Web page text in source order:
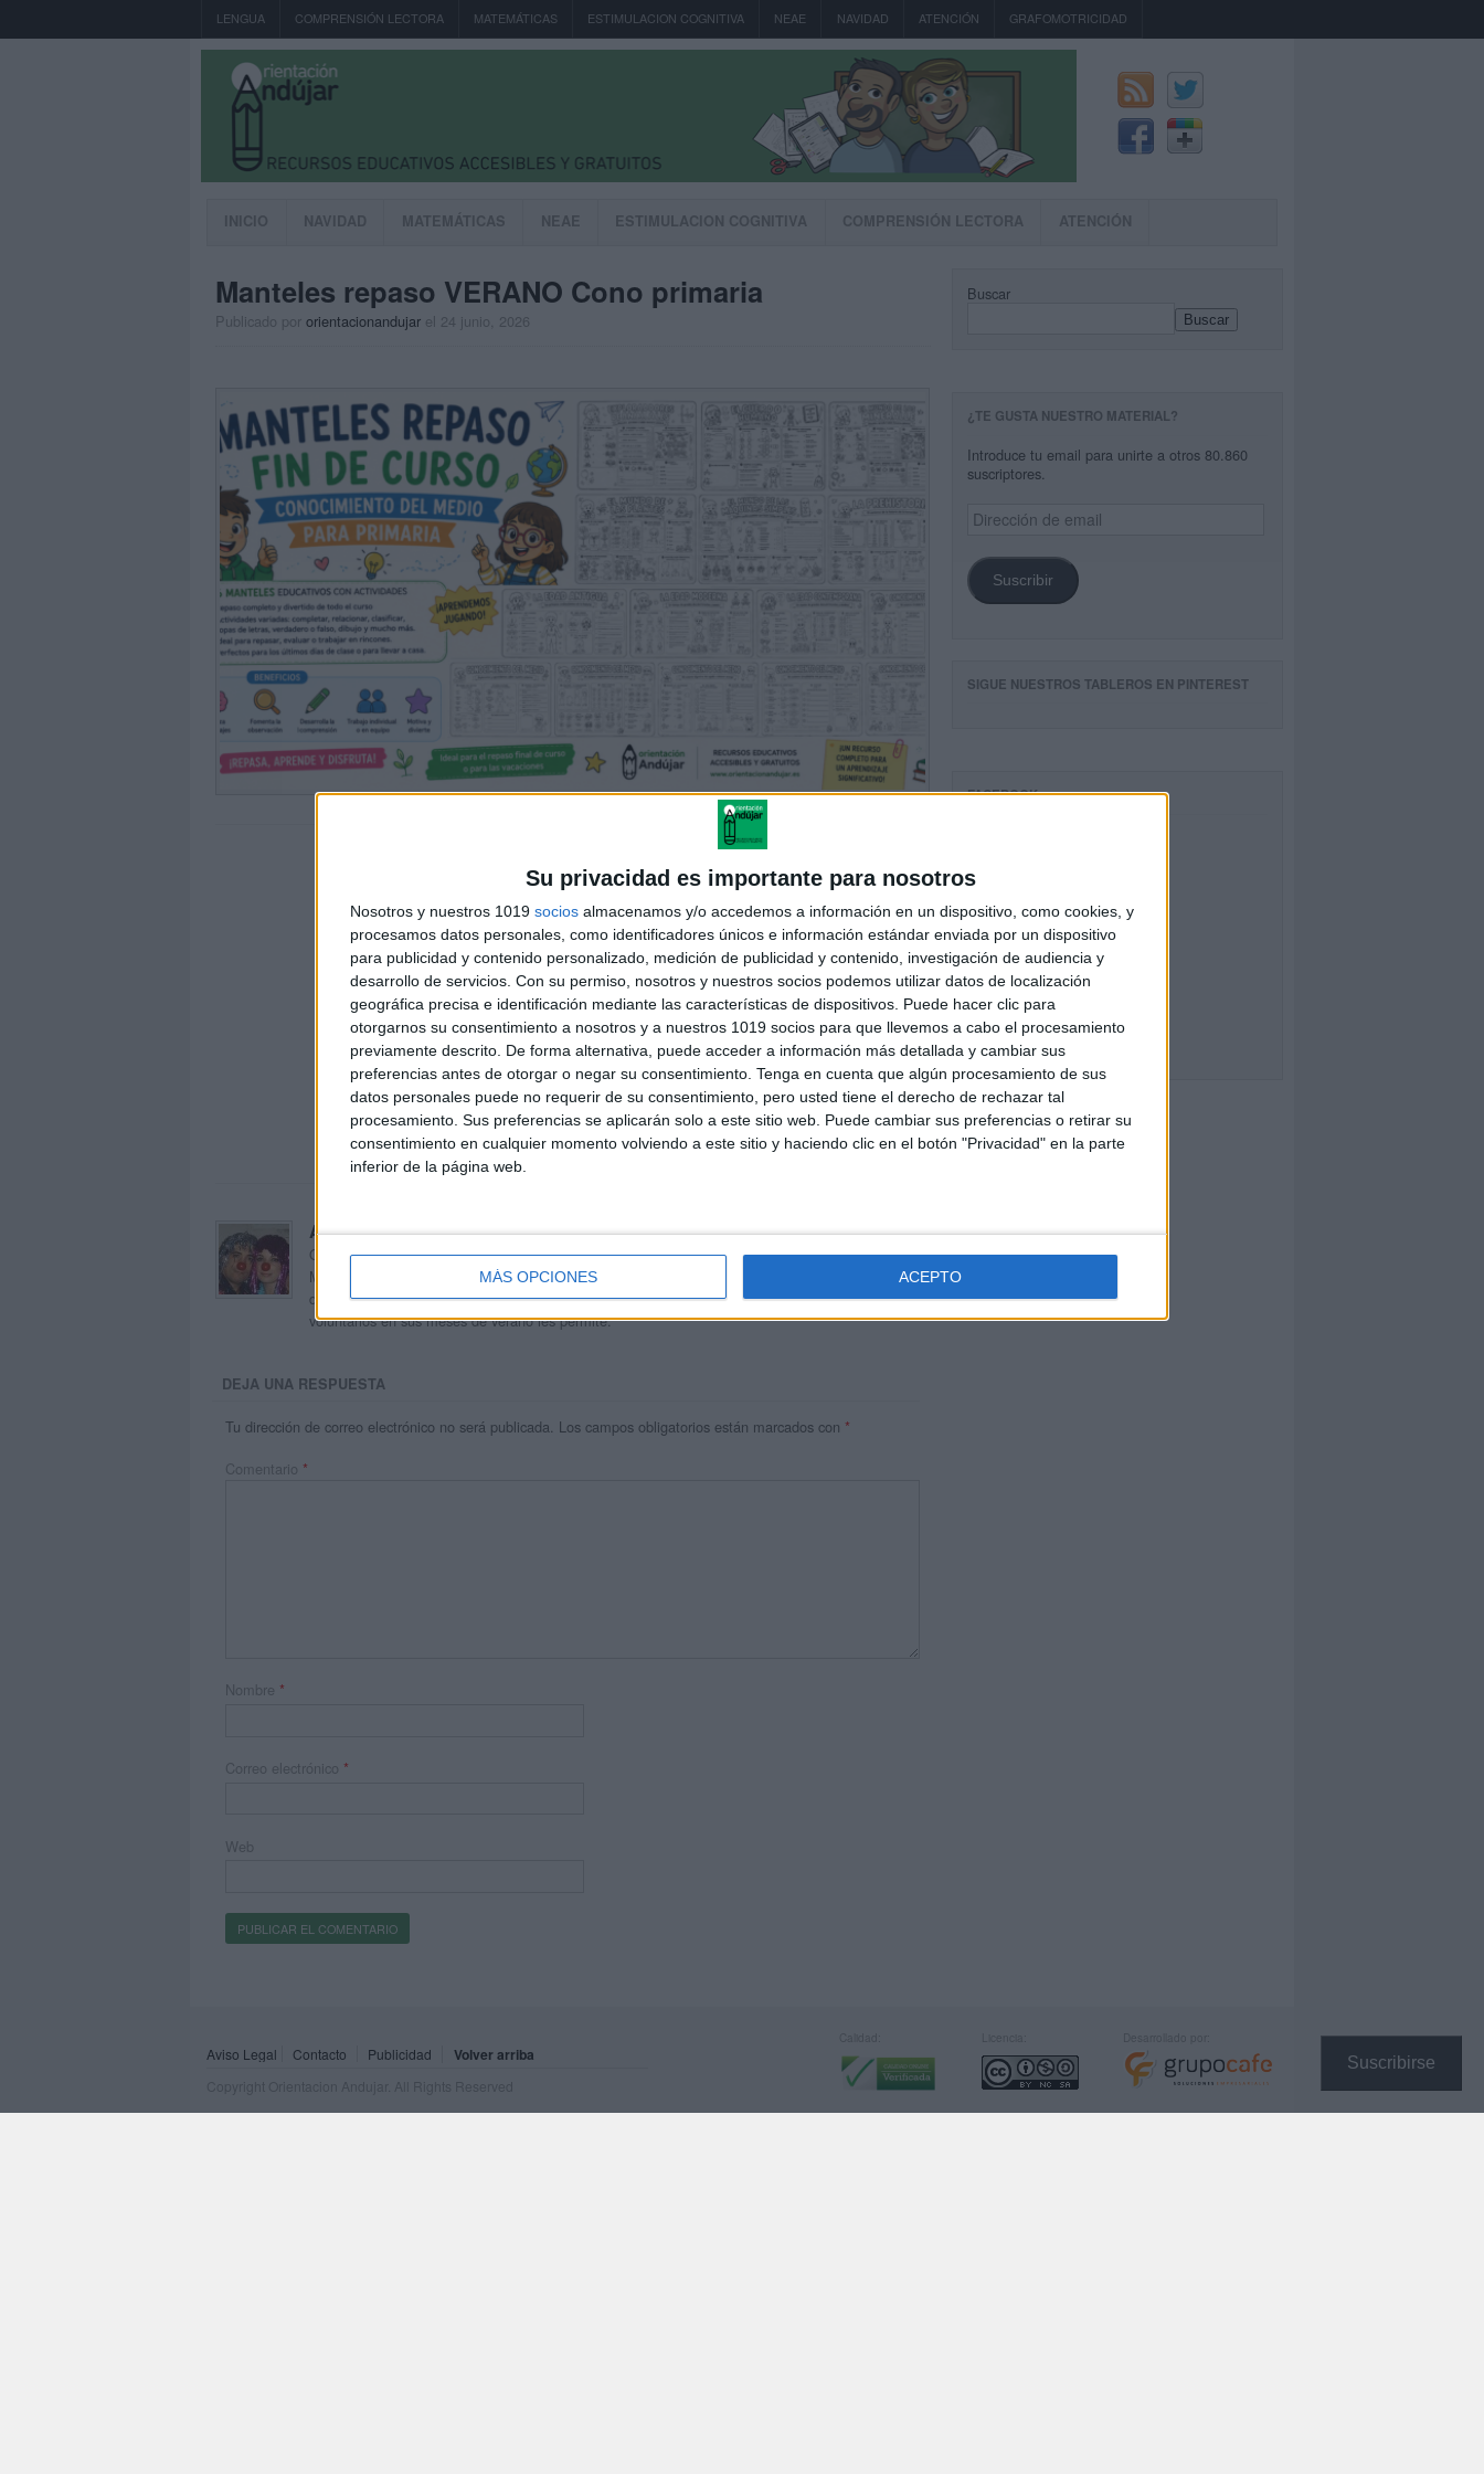
Su privacidad es importante para nosotros
Nosotros y nuestros 1019 socios almacenamos y/o accedemos a información en un dispositivo, como cookies, y
procesamos datos personales, como identificadores únicos e información estándar enviada por un dispositivo
para publicidad y contenido personalizado, medición de publicidad y contenido, investigación de audiencia y
desarrollo de servicios. Con su permiso, nosotros y nuestros socios podemos utilizar datos de localización
geográfica precisa e identificación mediante las características de dispositivos. Puede hacer clic para
otorgarnos su consentimiento a nosotros y a nuestros 1019 socios para que llevemos a cabo el procesamiento
previamente descrito. De forma alternativa, puede acceder a información más detallada y cambiar sus
preferencias antes de otorgar o negar su consentimiento. Tenga en cuenta que algún procesamiento de sus
datos personales puede no requerir de su consentimiento, pero usted tiene el derecho de rechazar tal
procesamiento. Sus preferencias se aplicarán solo a este sitio web. Puede cambiar sus preferencias o retirar su
consentimiento en cualquier momento volviendo a este sitio y haciendo clic en el botón "Privacidad" en la parte
inferior de la página web.
MÁS OPCIONES ACEPTO
Suscribirse
LENGUA COMPRENSIÓN LECTORA MATEMÁTICAS ESTIMULACION COGNITIVA NEAE NAVIDAD ATENCIÓN GRAFOMOTRICIDAD
INICIO NAVIDAD MATEMÁTICAS NEAE ESTIMULACION COGNITIVA COMPRENSIÓN LECTORA ATENCIÓN
Manteles repaso VERANO Cono primaria
Publicado por orientacionandujar el 24 junio, 2026
Acerca de orientacionandujar
Orientación Andújar no es solo un blog, es la apuesta personal de dos profesores Ginés y
Maribel, que además de ser pareja, son los encargados de los contenidos que encontramos
dentro del blog y en el cual, vuelcan la mayor parte del tiempo, que sus tareas como docentes, y
voluntarios en sus meses de verano les permite.
DEJA UNA RESPUESTA
Tu dirección de correo electrónico no será publicada. Los campos obligatorios están marcados con *
Comentario *
Nombre *
Correo electrónico *
Web
Buscar
Buscar
¿TE GUSTA NUESTRO MATERIAL?
Introduce tu email para unirte a otros 80.860
suscriptores.
Dirección
de
Suscribir
SIGUE NUESTROS TABLEROS EN PINTEREST
FACEBOOK
Aviso Legal Contacto Publicidad Volver arriba